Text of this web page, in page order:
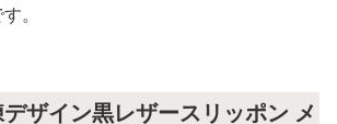
。
ザイン黒レザースリッポン メ